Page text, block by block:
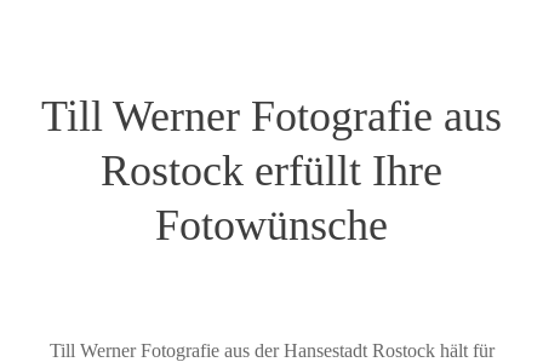
Till Werner Fotografie aus
Rostock erfüllt Ihre
Fotowünsche
Till Werner Fotografie aus der Hansestadt Rostock hält für